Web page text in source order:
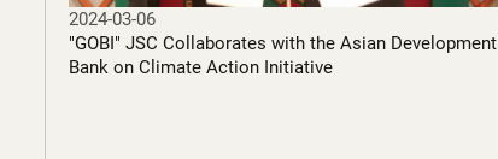
2024-03-06
"GOBI" JSC Collaborates with the Asian Development
Bank on Climate Action Initiative